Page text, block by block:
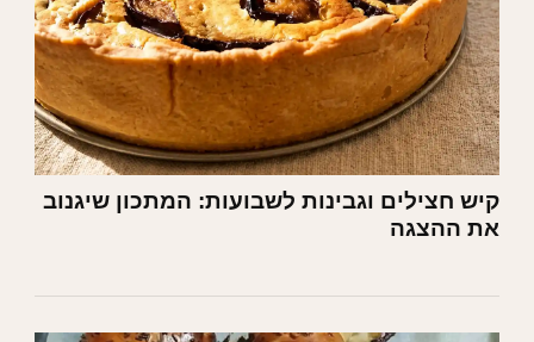
קיש חצילים וגבינות לשבועות: המתכון שיגנוב
את ההצגה